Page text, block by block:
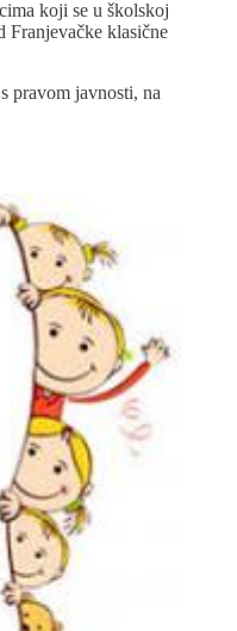
koji se u školskoj
Franjevačke klasične
pravom javnosti, na